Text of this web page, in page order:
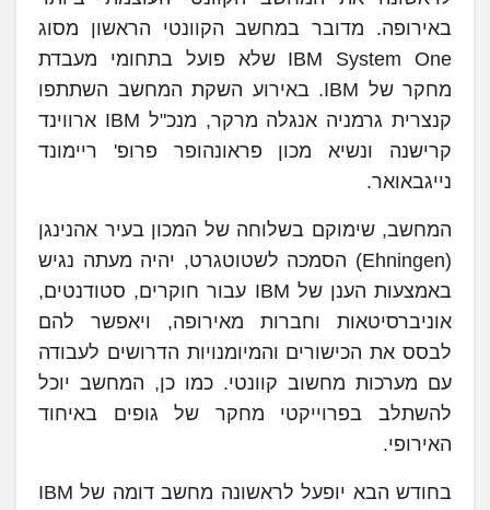
באירופה. מדובר במחשב הקוונטי הראשון מסוג
IBM System One שלא פועל בתחומי מעבדת
מחקר של IBM. באירוע השקת המחשב השתתפו
קנצרית גרמניה אנגלה מרקר, מנכ"ל IBM ארווינד
קרישנה ונשיא מכון פראונהופר פרופ' ריימונד
נייגבאואר.
המחשב, שימוקם בשלוחה של המכון בעיר אהנינגן
(Ehningen) הסמכה לשטוטגרט, יהיה מעתה נגיש
באמצעות הענן של IBM עבור חוקרים, סטודנטים,
אוניברסיטאות וחברות מאירופה, ויאפשר להם
לבסס את הכישורים והמיומנויות הדרושים לעבודה
עם מערכות מחשוב קוונטי. כמו כן, המחשב יוכל
להשתלב בפרוייקטי מחקר של גופים באיחוד
האירופי.
בחודש הבא יופעל לראשונה מחשב דומה של IBM